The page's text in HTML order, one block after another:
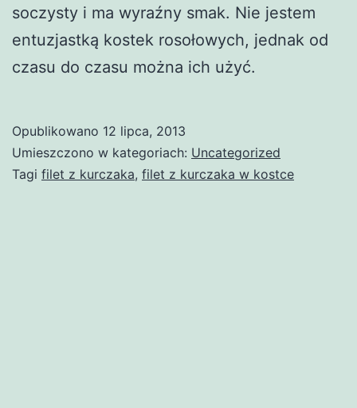
soczysty i ma wyraźny smak. Nie jestem
entuzjastką kostek rosołowych, jednak od
czasu do czasu można ich użyć.
Opublikowano 12 lipca, 2013
Umieszczono w kategoriach: Uncategorized
Tagi filet z kurczaka, filet z kurczaka w kostce